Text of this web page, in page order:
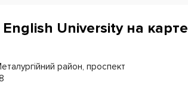
University на карте
район, проспект